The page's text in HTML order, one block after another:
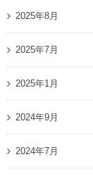
2025年8月
2025年7月
2025年1月
2024年9月
2024年7月